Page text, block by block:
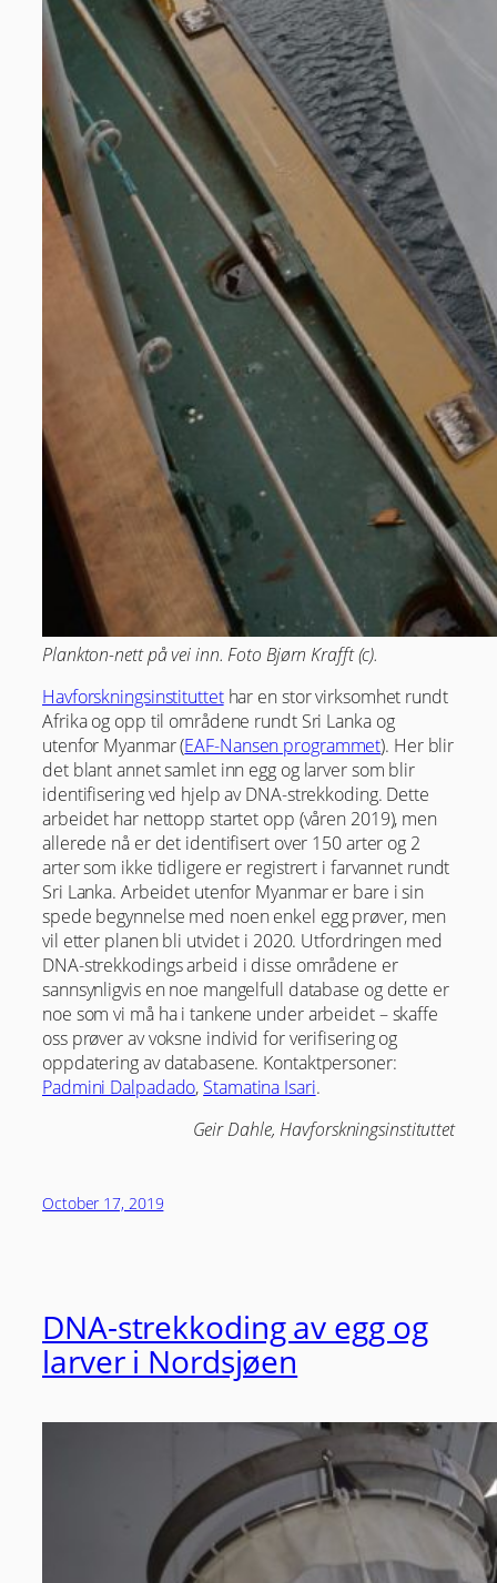
Plankton-nett på vei inn. Foto Bjørn Krafft (c).
Havforskningsinstituttethar en stor virksomhet rundt
Afrika og opp til områdene rundt Sri Lanka og
utenfor Myanmar (EAF-Nansen programmet). Her blir
det blant annet samlet inn egg og larver som blir
identifisering ved hjelp av DNA-strekkoding. Dette
arbeidet har nettopp startet opp (våren 2019), men
allerede nå er det identifisert over 150 arter og 2
arter som ikke tidligere er registrert i farvannet rundt
Sri Lanka. Arbeidet utenfor Myanmar er bare i sin
spede begynnelse med noen enkel egg prøver, men
vil etter planen bli utvidet i 2020. Utfordringen med
DNA-strekkodings arbeid i disse områdene er
sannsynligvis en noe mangelfull database og dette er
noe som vi må ha i tankene under arbeidet – skaffe
oss prøver av voksne individ for verifisering og
oppdatering av databasene. Kontaktpersoner:
Padmini Dalpadado, Stamatina Isari.
Geir Dahle, Havforskningsinstituttet
October 17, 2019
DNA-strekkoding av egg og
larver i Nordsjøen